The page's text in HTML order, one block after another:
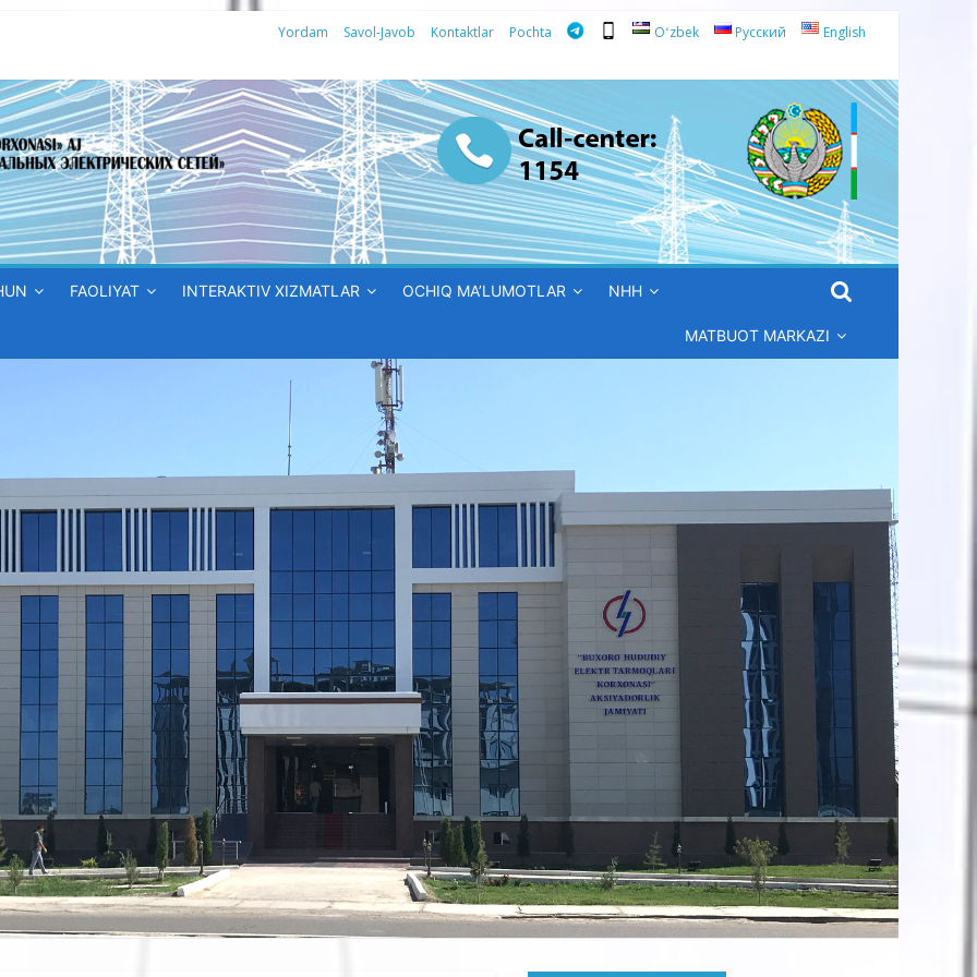
Yordam Savol-Javob Kontaktlar Pochta Oʻzbek Русский English
FAOLIYAT INTERAKTIV XIZMATLAR OCHIQ MA’LUMOTLAR NHH
MATBUOT MARKAZI